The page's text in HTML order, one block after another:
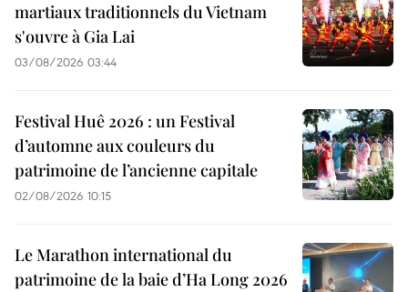
martiaux traditionnels du Vietnam
s'ouvre à Gia Lai
03/08/2026 03:44
Festival Huê 2026 : un Festival
d’automne aux couleurs du
patrimoine de l’ancienne capitale
02/08/2026 10:15
Le Marathon international du
patrimoine de la baie d’Ha Long 2026